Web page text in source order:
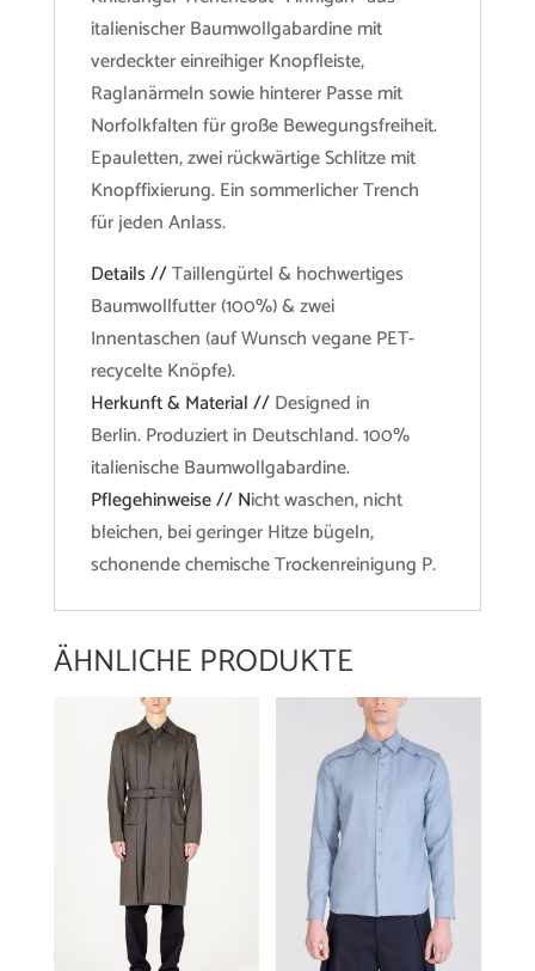
italienischer Baumwollgabardine mit
verdeckter einreihiger Knopfleiste,
Raglanärmeln sowie hinterer Passe mit
Norfolkfalten für große Bewegungsfreiheit.
Epauletten, zwei rückwärtige Schlitze mit
Knopffixierung. Ein sommerlicher Trench
für jeden Anlass.
Details //Taillengürtel & hochwertiges
Baumwollfutter (100%) & zwei
Innentaschen (auf Wunsch vegane PET-
recycelte Knöpfe).
Herkunft & Material //Designed in
Berlin. Produziert in Deutschland. 100%
italienische Baumwollgabardine.
Pflegehinweise // Nicht waschen, nicht
bleichen, bei geringer Hitze bügeln,
schonende chemische Trockenreinigung P.
ÄHNLICHE PRODUKTE